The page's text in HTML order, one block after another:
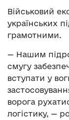
Військовий
українських
грамотними.
— Нашим
смугу
вступати у
ворога
логістику, —